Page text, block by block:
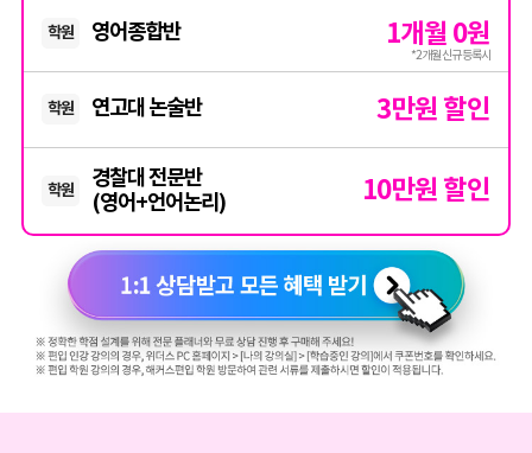
학원 영어종합반 1개월 0원
*2개월 신규 등록시
학원 연고대 논술반 3만원 할인
학원
경찰대 전문반
(영어+언어논리)
10만원 할인